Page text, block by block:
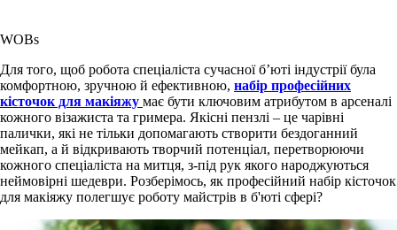
WOBs
Для того, щоб робота спеціаліста сучасної б’юті індустрії була
комфортною, зручною й ефективною, набір професійних
кісточок для макіяжу має бути ключовим атрибутом в арсеналі
кожного візажиста та гримера. Якісні пензлі – це чарівні
палички, які не тільки допомагають створити бездоганний
мейкап, а й відкривають творчий потенціал, перетворюючи
кожного спеціаліста на митця, з-під рук якого народжуються
неймовірні шедеври. Розберімось, як професійний набір кісточок
для макіяжу полегшує роботу майстрів в б'юті сфері?